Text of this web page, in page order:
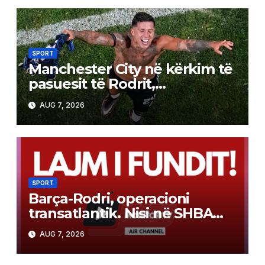
SPORT
Manchester City në kërkim të
pasuesit të Rodrit,
argjentinasi është objektivi
kryesor
AUG 7, 2026
SPORT
Barça-Rodri, operacioni
transatlantik. Nisi në SHBA
dhe po hyn në fazën
vendimtare
AUG 7, 2026